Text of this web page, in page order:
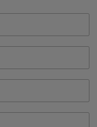
備審資料上
傳